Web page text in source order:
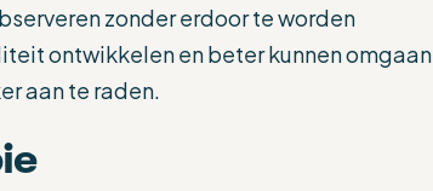
zonder erdoor te worden
ontwikkelen en beter kunnen omgaan
aan te raden.